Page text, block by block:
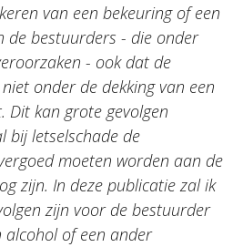
van een bekeuring of een
de bestuurders - die onder
- ook dat de
onder de dekking van een
Dit kan grote gevolgen
bij letselschade de
moeten worden aan de
zijn. In deze publicatie zal ik
zijn voor de bestuurder
alcohol of een ander